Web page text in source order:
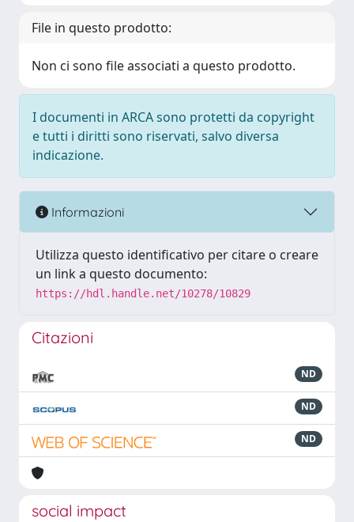
File in questo prodotto:
Non ci sono file associati a questo prodotto.
I documenti in ARCA sono protetti da copyright
e tutti i diritti sono riservati, salvo diversa
indicazione.
Informazioni
Utilizza questo identificativo per citare o creare
un link a questo documento:
https://hdl.handle.net/10278/10829
Citazioni
ND
ND
ND
social impact